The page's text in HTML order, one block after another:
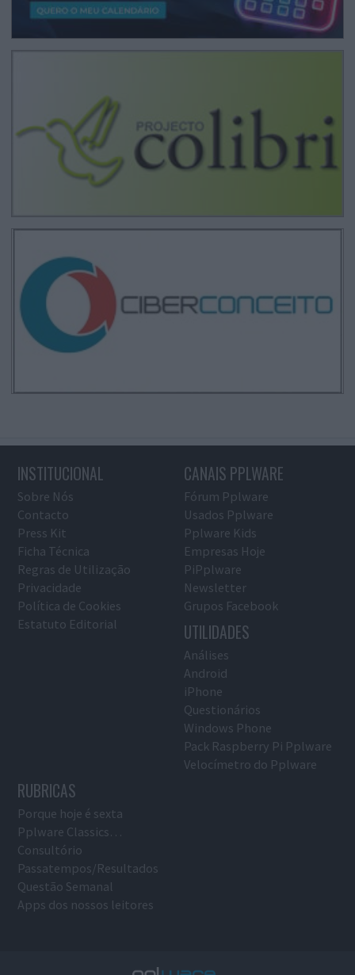
INSTITUCIONAL
Sobre Nós
Contacto
Press Kit
Ficha Técnica
Regras de Utilização
Privacidade
Política de Cookies
Estatuto Editorial
CANAIS PPLWARE
Fórum Pplware
Usados Pplware
Pplware Kids
Empresas Hoje
PiPplware
Newsletter
Grupos Facebook
UTILIDADES
Análises
Android
iPhone
Questionários
Windows Phone
Pack Raspberry Pi Pplware
Velocímetro do Pplware
RUBRICAS
Porque hoje é sexta
Pplware Classics…
Consultório
Passatempos/Resultados
Questão Semanal
Apps dos nossos leitores